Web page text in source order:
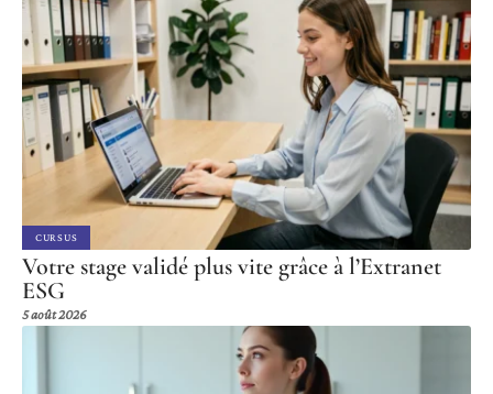
CURSUS
Votre stage validé plus vite grâce à l’Extranet
ESG
5 août 2026